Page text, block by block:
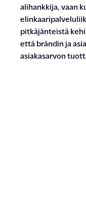
alihankkija, vaan
pitkäjänteistä
että brändin ja
asiakasarvon